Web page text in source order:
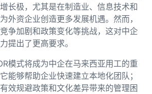
长极，尤其是在制造业、信息技术和
外资企业创造更多发展机遇。然而，
争加剧和政策变化等挑战，这对中企
提出了更高要求。
模式将成为中企在马来西亚用工的重
能够帮助企业快速建立本地化团队；
效规避政策和文化差异带来的管理困